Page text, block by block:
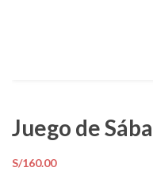
Juego de
S/160.00